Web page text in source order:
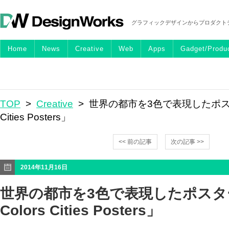
グラフィックデザインからプロダク
Home News Creative Web Apps Gadget/
TOP > Creative > 世界の都市を3色で表現したポ
Cities Posters」
<< 前の記事 次の記事 >>
2014年11月16日
世界の都市を3色で表現したポス
Colors Cities Posters」